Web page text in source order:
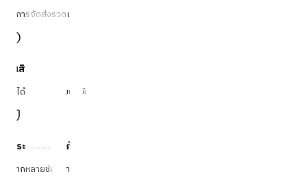
บริการจัดส่งรวดเร็ว
คืนสินค้าง่าย
คืนได้ตามเงื่อนไขบริษัท
ชำระเงินปลอดภัย
หลากหลายช่องทาง